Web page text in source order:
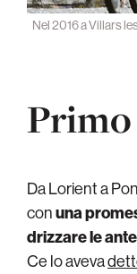
Nel 2016 a Villars
Da Lorient a
conuna
drizzare le
Ce lo aveva